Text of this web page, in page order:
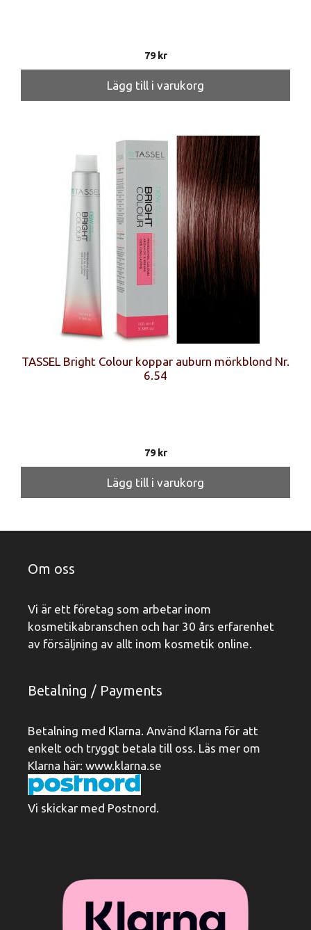
79kr
Lägg till i varukorg
TASSEL Bright Colour koppar auburn mörkblond Nr.
6.54
79kr
Lägg till i varukorg
Om oss
Vi är ett företag som arbetar inom
kosmetikabranschen och har 30 års erfarenhet
av försäljning av allt inom kosmetik online.
Betalning / Payments
Betalning med Klarna. Använd Klarna för att
enkelt och tryggt betala till oss. Läs mer om
Klarna här: www.klarna.se
Vi skickar med Postnord.